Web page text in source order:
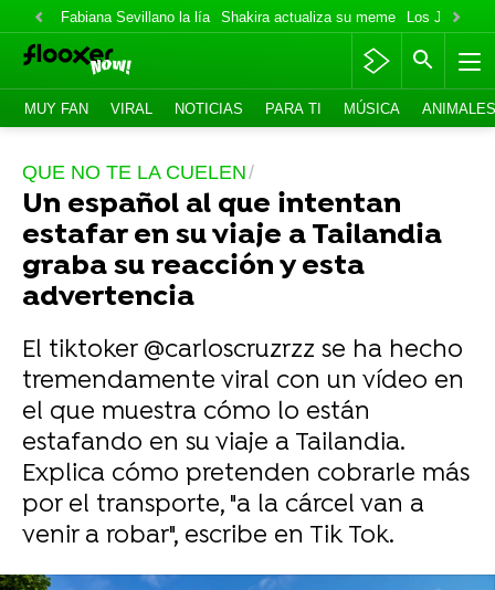
Fabiana Sevillano la lía Shakira actualiza su meme Los Jonas
MUY FAN VIRAL NOTICIAS PARA TI MÚSICA ANIMALES
QUE NO TE LA CUELEN
Un español al que intentan
estafar en su viaje a Tailandia
graba su reacción y esta
advertencia
El tiktoker @carloscruzrzz se ha hecho
tremendamente viral con un vídeo en
el que muestra cómo lo están
estafando en su viaje a Tailandia.
Explica cómo pretenden cobrarle más
por el transporte, "a la cárcel van a
venir a robar", escribe en Tik Tok.